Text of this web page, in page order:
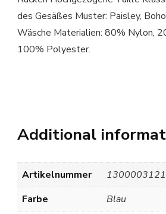
des Gesäßes Muster: Paisley,
Wäsche Materialien: 80% Nylon,
100% Polyester.
Additional
Artikelnummer
Farbe
Blau